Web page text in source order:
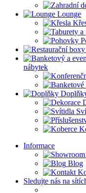
Lounge
nábytek
Informace
Blog
Sledujte nás na